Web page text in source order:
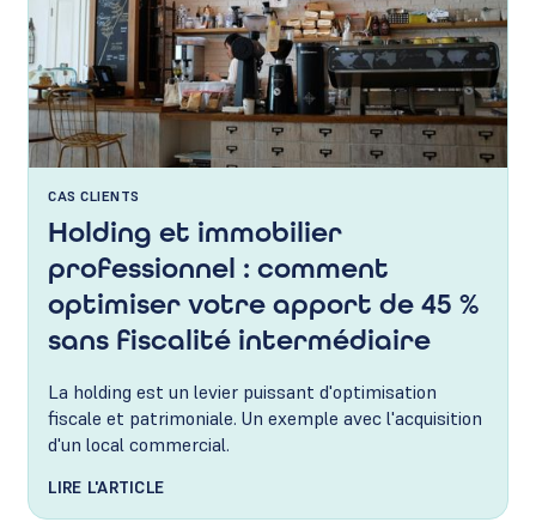
CAS CLIENTS
Holding et immobilier
professionnel : comment
optimiser votre apport de 45 %
sans fiscalité intermédiaire
La holding est un levier puissant d'optimisation
fiscale et patrimoniale. Un exemple avec l'acquisition
d'un local commercial.
LIRE L'ARTICLE